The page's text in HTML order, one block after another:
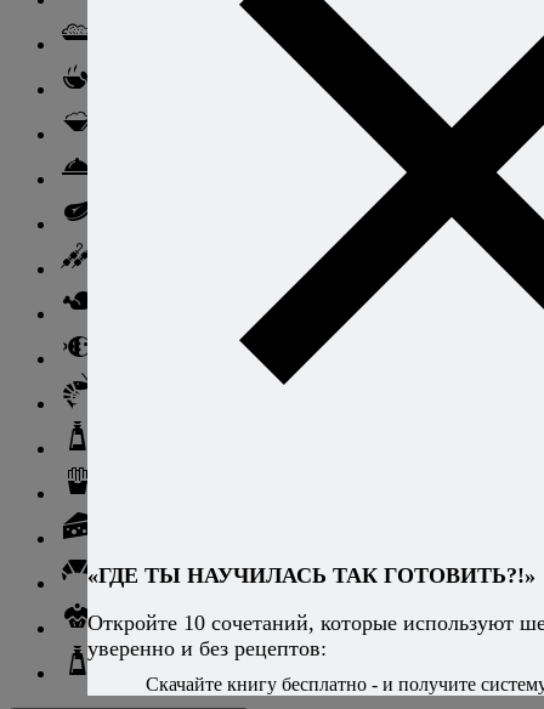
Хлеб и выпечка
Десерты и сладкие блюда
Напитки
«ГДЕ ТЫ НАУЧИЛАСЬ ТАК ГОТОВИТЬ?!»
Откройте 10 сочетаний, которые используют
уверенно и без рецептов:
Скачайте книгу бесплатно - и получите